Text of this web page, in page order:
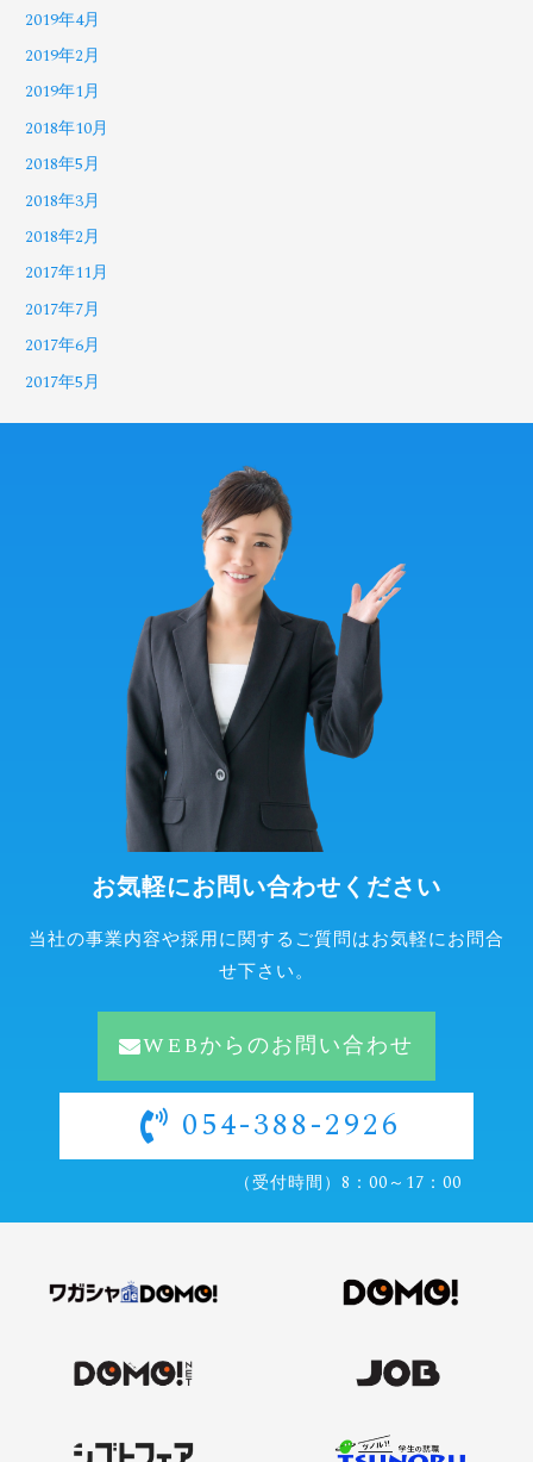
2019年4月
2019年2月
2019年1月
2018年10月
2018年5月
2018年3月
2018年2月
2017年11月
2017年7月
2017年6月
2017年5月
お気軽にお問い合わせください
当社の事業内容や採用に関するご質問はお気軽にお問合
せ下さい。
WEBからのお問い合わせ
054-388-2926
（受付時間）8：00～17：00